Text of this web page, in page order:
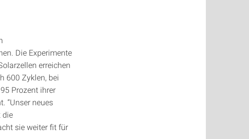
Die Experimente
erreichen
600 Zyklen, bei
Prozent ihrer
“Unser neues
die
sie weiter fit für